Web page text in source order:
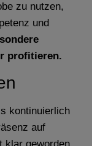
zu nutzen,
und
profitieren.
kontinuierlich
auf